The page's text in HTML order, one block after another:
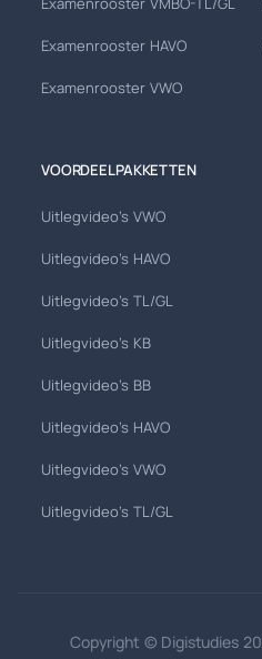
Examenrooster HAVO
Examenrooster VWO
VOORDEELPAKKETTEN
Uitlegvideo's VWO
Uitlegvideo's HAVO
Uitlegvideo's TL/GL
Uitlegvideo's KB
Uitlegvideo's BB
Uitlegvideo's HAVO
Uitlegvideo's VWO
Uitlegvideo's TL/GL
Copyright © Digistudies